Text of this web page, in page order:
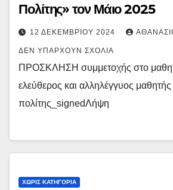
Πολίτης» τον Μάιο 2025
12 ΔΕΚΕΜΒΡΊΟΥ 2024
ΔΕΝ ΥΠΆΡΧΟΥΝ ΣΧΌΛΙΑ
ΠΡΟΣΚΛΗΣΗ συμμετοχής στο
ελεύθερος και αλληλέγγυος μαθητής
πολίτης_signedΛήψη
ΧΩΡΊΣ ΚΑΤΗΓΟΡΊΑ